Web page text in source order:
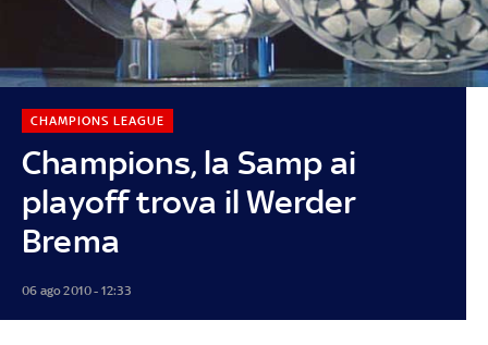
Champions, la Samp ai
playoff trova il Werder
Brema
CHAMPIONS LEAGUE
06 ago 2010 - 12:33